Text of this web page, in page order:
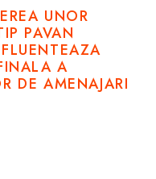
UNOR
PAVAN
A
DE AMENAJARI